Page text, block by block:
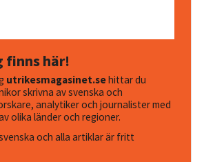
finns här!
utrikesmagasinet.sehittar du
skrivna av svenska och
analytiker och journalister med
olika länder och regioner.
och alla artiklar är fritt